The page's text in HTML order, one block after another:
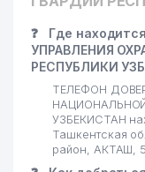
❓
Где
УПРАВЛЕНИЯ
РЕСПУБЛИКИ
ТЕЛЕФОН
УЗБЕКИСТАН
Ташкентская
район, АКТАШ,